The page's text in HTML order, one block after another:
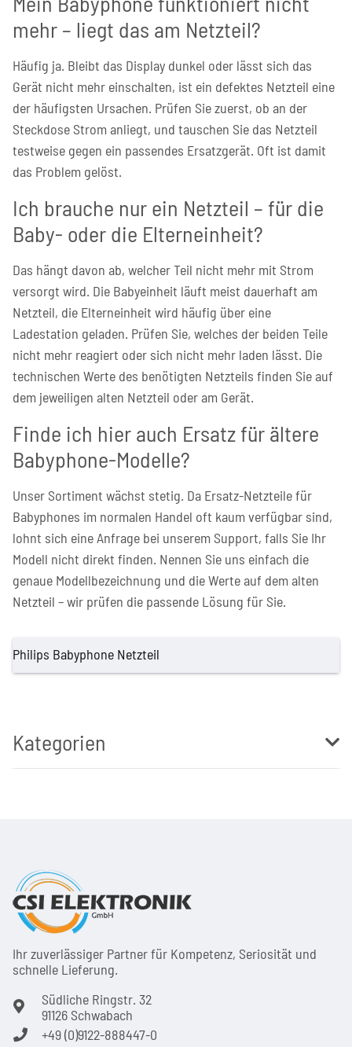
mehr – liegt das am Netzteil?
Häufig ja. Bleibt das Display dunkel oder lässt sich das
Gerät nicht mehr einschalten, ist ein defektes Netzteil eine
der häufigsten Ursachen. Prüfen Sie zuerst, ob an der
Steckdose Strom anliegt, und tauschen Sie das Netzteil
testweise gegen ein passendes Ersatzgerät. Oft ist damit
das Problem gelöst.
Ich brauche nur ein Netzteil – für die
Baby- oder die Elterneinheit?
Das hängt davon ab, welcher Teil nicht mehr mit Strom
versorgt wird. Die Babyeinheit läuft meist dauerhaft am
Netzteil, die Elterneinheit wird häufig über eine
Ladestation geladen. Prüfen Sie, welches der beiden Teile
nicht mehr reagiert oder sich nicht mehr laden lässt. Die
technischen Werte des benötigten Netzteils finden Sie auf
dem jeweiligen alten Netzteil oder am Gerät.
Finde ich hier auch Ersatz für ältere
Babyphone-Modelle?
Unser Sortiment wächst stetig. Da Ersatz-Netzteile für
Babyphones im normalen Handel oft kaum verfügbar sind,
lohnt sich eine Anfrage bei unserem Support, falls Sie Ihr
Modell nicht direkt finden. Nennen Sie uns einfach die
genaue Modellbezeichnung und die Werte auf dem alten
Netzteil – wir prüfen die passende Lösung für Sie.
Philips Babyphone Netzteil
Kategorien
Ihr zuver­läs­siger Partner für Kom­pe­tenz, Seri­osi­tät und
schnel­le Lie­ferung.
Südliche Ringstr. 32
91126 Schwabach
+49 (0)9122-888447-0